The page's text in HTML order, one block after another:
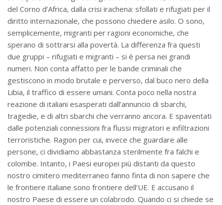
del Corno d’Africa, dalla crisi irachena: sfollati e rifugiati per il
diritto internazionale, che possono chiedere asilo. O sono,
semplicemente, migranti per ragioni economiche, che
sperano di sottrarsi alla povertà. La differenza fra questi
due gruppi – rifugiati e migranti – si è persa nei grandi
numeri. Non conta affatto per le bande criminali che
gestiscono in modo brutale e perverso, dal buco nero della
Libia, il traffico di essere umani. Conta poco nella nostra
reazione di italiani esasperati dall’annuncio di sbarchi,
tragedie, e di altri sbarchi che verranno ancora. E spaventati
dalle potenziali connessioni fra flussi migratori e infiltrazioni
terroristiche. Ragion per cui, invece che guardare alle
persone, ci dividiamo abbastanza sterilmente fra falchi e
colombe. Intanto, i Paesi europei più distanti da questo
nostro cimitero mediterraneo fanno finta di non sapere che
le frontiere italiane sono frontiere dell’UE. E accusano il
nostro Paese di essere un colabrodo. Quando ci si chiede se